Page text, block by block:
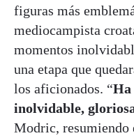
figuras más
mediocampista
momentos
una etapa que
los aficionados. “Ha
inolvidable,
Modric, resumiendo